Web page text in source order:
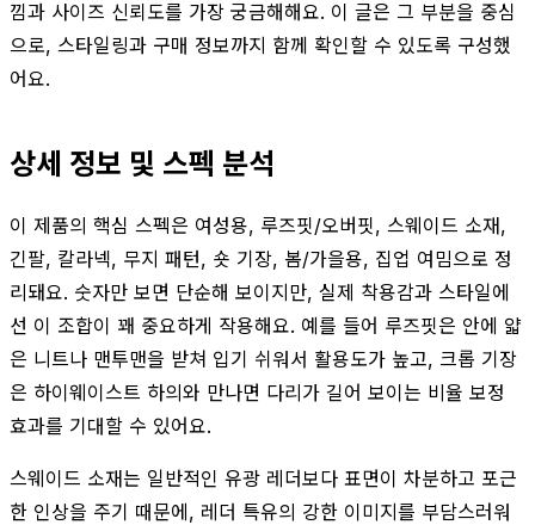
낌과 사이즈 신뢰도를 가장 궁금해해요. 이 글은 그 부분을 중심
으로, 스타일링과 구매 정보까지 함께 확인할 수 있도록 구성했
어요.
상세 정보 및 스펙 분석
이 제품의 핵심 스펙은 여성용, 루즈핏/오버핏, 스웨이드 소재,
긴팔, 칼라넥, 무지 패턴, 숏 기장, 봄/가을용, 집업 여밈으로 정
리돼요. 숫자만 보면 단순해 보이지만, 실제 착용감과 스타일에
선 이 조합이 꽤 중요하게 작용해요. 예를 들어 루즈핏은 안에 얇
은 니트나 맨투맨을 받쳐 입기 쉬워서 활용도가 높고, 크롭 기장
은 하이웨이스트 하의와 만나면 다리가 길어 보이는 비율 보정
효과를 기대할 수 있어요.
스웨이드 소재는 일반적인 유광 레더보다 표면이 차분하고 포근
한 인상을 주기 때문에, 레더 특유의 강한 이미지를 부담스러워